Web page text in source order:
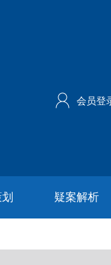
会员登
疑案解析